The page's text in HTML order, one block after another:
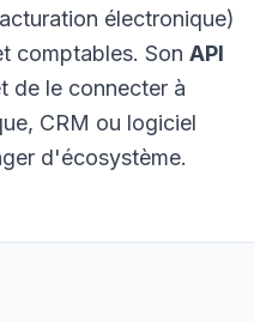
électronique)
comptables. Son API
de le connecter à
CRM ou logiciel
d'écosystème.